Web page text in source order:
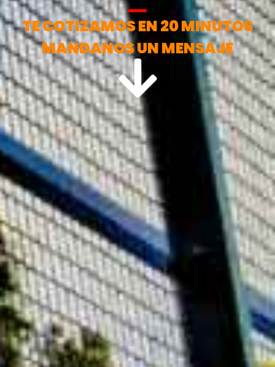
TE COTIZAMOS EN 20 MINUTOS
MANDANOS UN MENSAJE